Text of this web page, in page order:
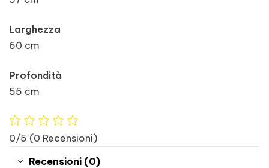
Larghezza
60 cm
Profondità
55 cm
0/5 (0 Recensioni)
Recensioni (0)